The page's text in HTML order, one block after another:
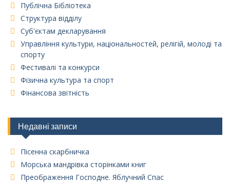
Публічна Бібліотека
Структура відділу
Суб'єктам декларування
Управління культури, національностей, релігій, молоді та
спорту
Фестивалі та конкурси
Фізична культура та спорт
Фінансова звітність
Недавні записи
Пісенна скарбничка
Морська мандрівка сторінками книг
Преображення Господне. Яблучний Спас